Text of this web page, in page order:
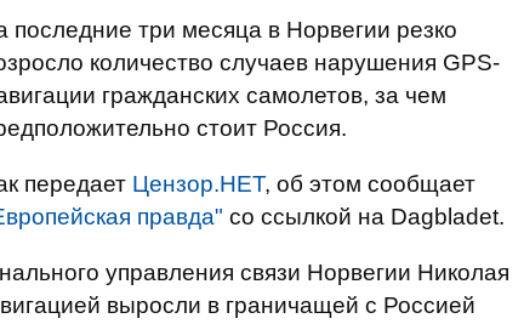
последние три месяца в Норвегии резко
количество случаев нарушения GPS-
гражданских самолетов, за чем
стоит Россия.
передает Цензор.НЕТ, об этом сообщает
правда" со ссылкой на Dagbladet.
управления связи Норвегии Николая
выросли в граничащей с Россией